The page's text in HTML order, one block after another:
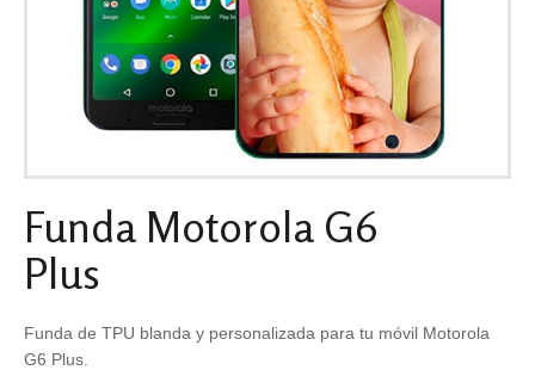
Funda Motorola G6
Plus
Funda de TPU blanda y personalizada para tu móvil Motorola
G6 Plus.